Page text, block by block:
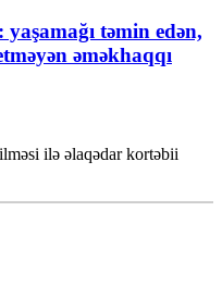
təmin edən,
əməkhaqqı
ilə əlaqədar kortəbii